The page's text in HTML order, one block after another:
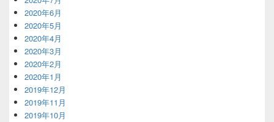
2020年6月
2020年5月
2020年4月
2020年3月
2020年2月
2020年1月
2019年12月
2019年11月
2019年10月